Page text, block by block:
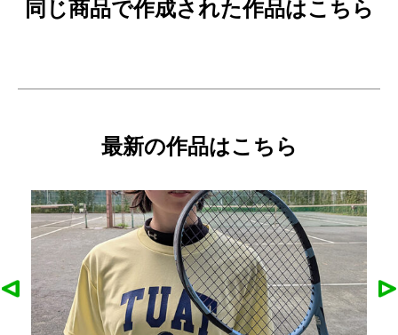
同じ商品で作成された作品はこちら
最新の作品はこちら